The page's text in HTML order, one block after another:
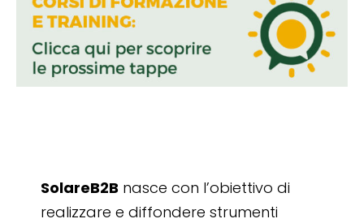
SolareB2B nasce con l’obiettivo di
realizzare e diffondere strumenti